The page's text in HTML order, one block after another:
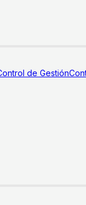
de Gestión